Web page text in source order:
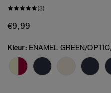
(3)
€9,99
Kleur: ENAMEL GREEN/